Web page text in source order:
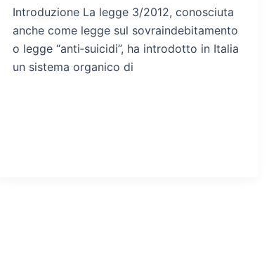
Introduzione La legge 3/2012, conosciuta
anche come legge sul sovraindebitamento
o legge “anti‑suicidi”, ha introdotto in Italia
un sistema organico di